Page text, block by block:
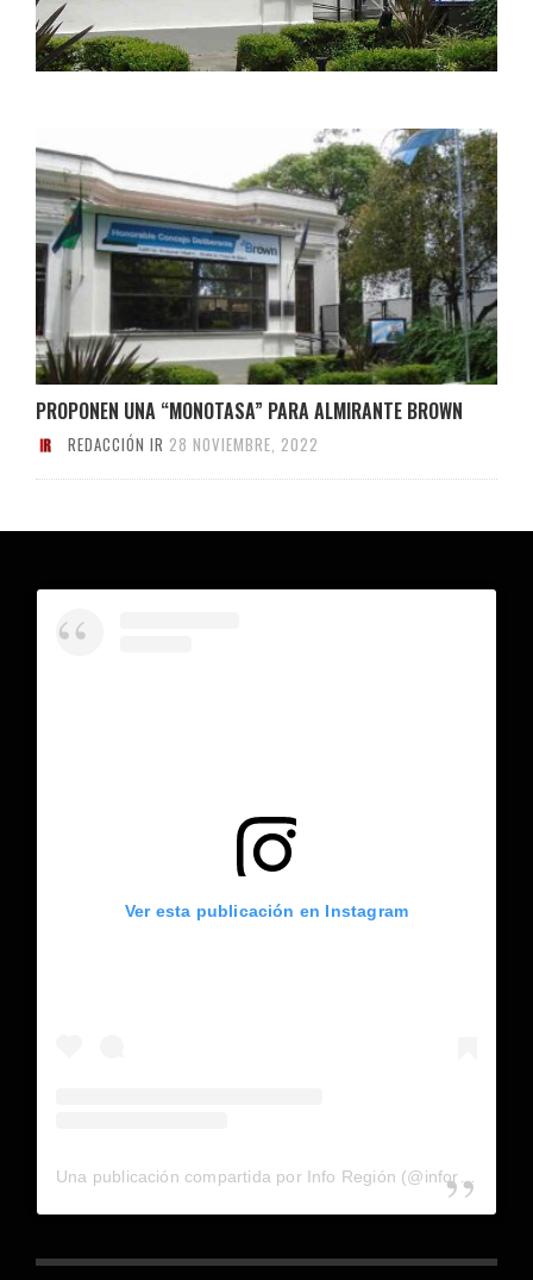
PROPONEN UNA “MONOTASA” PARA ALMIRANTE BROWN
REDACCIÓN IR 28 NOVIEMBRE, 2022
Ver esta publicación en Instagram